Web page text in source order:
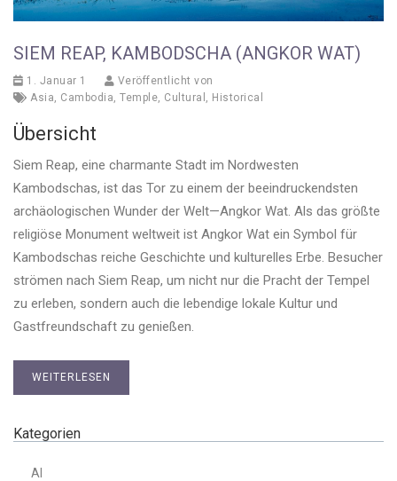
SIEM REAP, KAMBODSCHA (ANGKOR WAT)
1. Januar 1
Veröffentlicht von
Asia
Cambodia Temple Cultural Historical
Übersicht
Siem Reap, eine charmante Stadt im Nordwesten
Kambodschas, ist das Tor zu einem der beeindruckendsten
archäologischen Wunder der Welt—Angkor Wat. Als das größte
religiöse Monument weltweit ist Angkor Wat ein Symbol für
Kambodschas reiche Geschichte und kulturelles Erbe. Besucher
strömen nach Siem Reap, um nicht nur die Pracht der Tempel
zu erleben, sondern auch die lebendige lokale Kultur und
Gastfreundschaft zu genießen.
WEITERLESEN
Kategorien
AI